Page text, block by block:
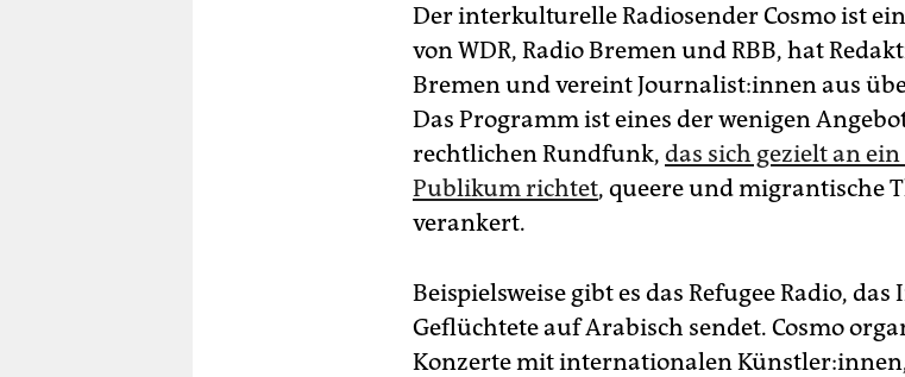
Der interkulturelle Radiosender Cosmo ist
von WDR, Radio Bremen und RBB, hat
Bremen und vereint Jour­na­lis­t:in­nen aus
Das Programm ist eines der wenigen
rechtlichen Rundfunk, das sich gezielt an
Publikum richtet, queere und migrantische
verankert.
Beispielsweise gibt es das Refugee Radio,
Geflüchtete auf Arabisch sendet. Cosmo
Konzerte mit internationalen